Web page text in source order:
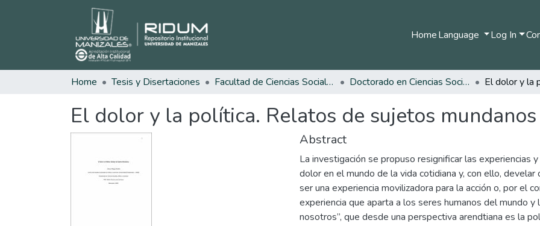
HomeLanguage Log In
Home Tesis y Disertaciones Facultad de Ciencias Sociales y Humanas Doctorado en Ciencias Sociales, Niñez y Juventud
El dolor y la política. Relatos de sujetos mundanos
Abstract
La investigación se propuso resignificar las experiencias
dolor en el mundo de la vida cotidiana y, con ello,
ser una experiencia movilizadora para la acción o, por el
experiencia que aparta a los seres humanos del mundo y
nosotros”, que desde una perspectiva arendtiana es la